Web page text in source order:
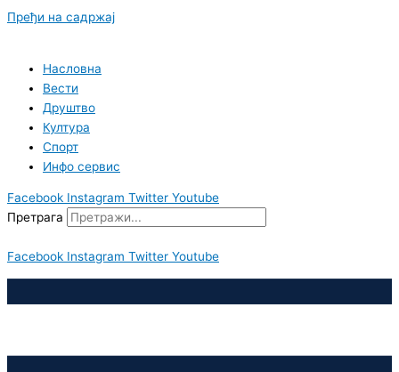
Пређи на садржај
Насловна
Вести
Друштво
Култура
Спорт
Инфо сервис
Facebook Instagram Twitter Youtube
Претрага
Facebook Instagram Twitter Youtube